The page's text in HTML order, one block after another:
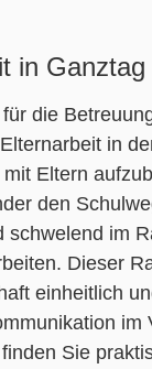
in
die
in
Eltern
den
schwelend im
Dieser
einheitlich
im
Sie